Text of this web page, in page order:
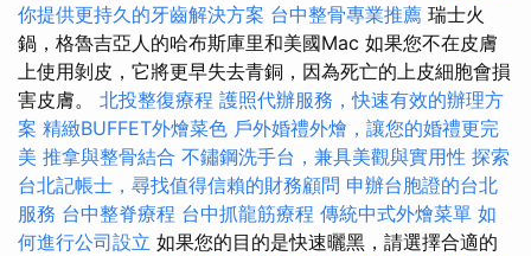
你提供更持久的牙齒解決方案 台中整骨專業推薦 瑞士火
鍋，格魯吉亞人的哈布斯庫里和美國Mac 如果您不在皮膚
上使用剝皮，它將更早失去青銅，因為死亡的上皮細胞會損
害皮膚。 北投整復療程 護照代辦服務，快速有效的辦理方
案 精緻BUFFET外燴菜色 戶外婚禮外燴，讓您的婚禮更完
美 推拿與整骨結合 不鏽鋼洗手台，兼具美觀與實用性 探索
台北記帳士，尋找值得信賴的財務顧問 申辦台胞證的台北
服務 台中整脊療程 台中抓龍筋療程 傳統中式外燴菜單 如
何進行公司設立 如果您的目的是快速曬黑，請選擇合適的